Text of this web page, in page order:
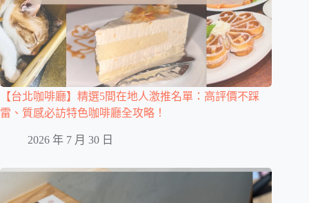
【台北咖啡廳】精選5間在地人激推名單：高評價不踩
雷、質感必訪特色咖啡廳全攻略！
2026 年 7 月 30 日